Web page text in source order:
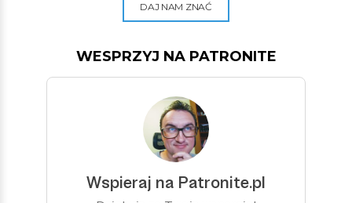
DAJ NAM ZNAĆ
WESPRZYJ NA PATRONITE